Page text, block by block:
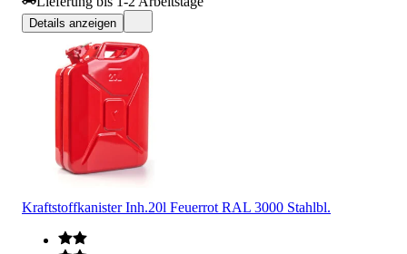
Details anzeigen
Kraftstoffkanister Inh.20l Feuerrot RAL 3000 Stahlbl.